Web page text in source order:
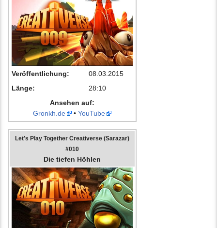
Veröffentlichung:
08.03.2015
Länge:
28:10
Ansehen auf:
Gronkh.de
• YouTube
Let's Play Together Creativerse (Sarazar)
#010
Die tiefen Höhlen